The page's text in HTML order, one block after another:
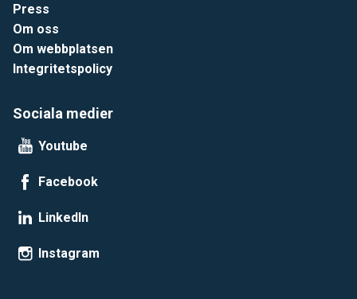
Press
Om oss
Om webbplatsen
Integritetspolicy
Sociala medier
Youtube
Facebook
LinkedIn
Instagram